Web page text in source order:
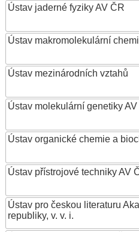
Ústav jaderné fyziky AV ČR
Ústav makromolekulární
Ústav mezinárodních vztahů
Ústav molekulární genetiky AV
Ústav organické chemie a
Ústav přístrojové techniky AV
Ústav pro českou literaturu
republiky, v. v. i.